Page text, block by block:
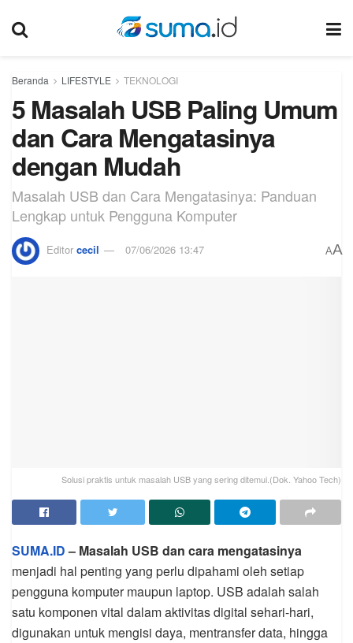
Beranda LIFESTYLE TEKNOLOGI
5 Masalah USB Paling Umum
dan Cara Mengatasinya
dengan Mudah
Masalah USB dan Cara Mengatasinya: Panduan
Lengkap untuk Pengguna Komputer
Editor cecil 07/06/2026 13:47 AA
Solusi praktis untuk masalah USB yang sering ditemui.(Dok. Yahoo Tech)
SUMA.ID– Masalah USB dan cara mengatasinya
menjadi hal penting yang perlu dipahami oleh setiap
pengguna komputer maupun laptop. USB adalah salah
satu komponen vital dalam aktivitas digital sehari-hari,
digunakan untuk mengisi daya, mentransfer data, hingga